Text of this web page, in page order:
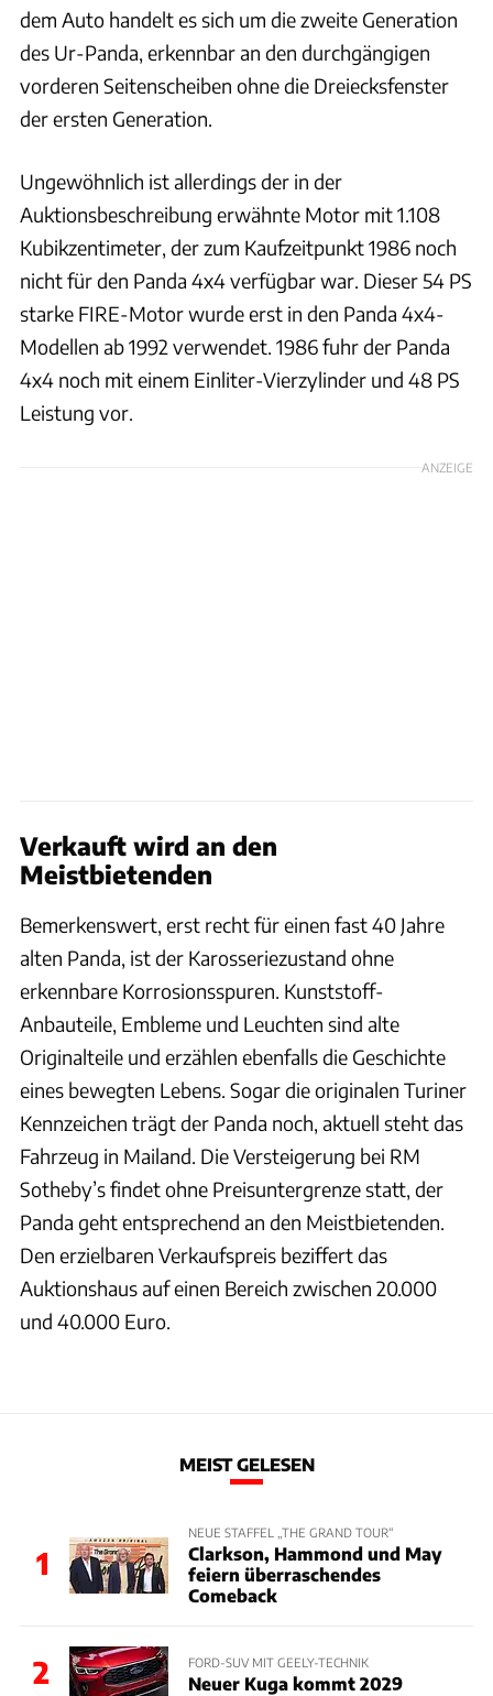
dem Auto handelt es sich um die zweite Generation
des Ur-Panda, erkennbar an den durchgängigen
vorderen Seitenscheiben ohne die Dreiecksfenster
der ersten Generation.
Ungewöhnlich ist allerdings der in der
Auktionsbeschreibung erwähnte Motor mit 1.108
Kubikzentimeter, der zum Kaufzeitpunkt 1986 noch
nicht für den Panda 4x4 verfügbar war. Dieser 54 PS
starke FIRE-Motor wurde erst in den Panda 4x4-
Modellen ab 1992 verwendet. 1986 fuhr der Panda
4x4 noch mit einem Einliter-Vierzylinder und 48 PS
Leistung vor.
ANZEIGE
Verkauft wird an den
Meistbietenden
Bemerkenswert, erst recht für einen fast 40 Jahre
alten Panda, ist der Karosseriezustand ohne
erkennbare Korrosionsspuren. Kunststoff-
Anbauteile, Embleme und Leuchten sind alte
Originalteile und erzählen ebenfalls die Geschichte
eines bewegten Lebens. Sogar die originalen Turiner
Kennzeichen trägt der Panda noch, aktuell steht das
Fahrzeug in Mailand. Die Versteigerung bei RM
Sotheby’s findet ohne Preisuntergrenze statt, der
Panda geht entsprechend an den Meistbietenden.
Den erzielbaren Verkaufspreis beziffert das
Auktionshaus auf einen Bereich zwischen 20.000
und 40.000 Euro.
MEIST GELESEN
1
NEUE STAFFEL „THE GRAND TOUR“
Clarkson, Hammond und May
feiern überraschendes
Comeback
2 FORD-SUV MIT GEELY-TECHNIK
Neuer Kuga kommt 2029